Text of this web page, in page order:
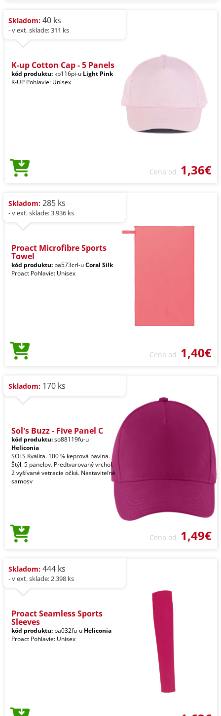
Skladom: 40 ks
- v ext. sklade: 311 ks
K-up Cotton Cap - 5 Panels
kód produktu: kp116pi-u Light Pink
K-UP Pohlavie: Unisex
Cena od 1,36€
Skladom: 285 ks
- v ext. sklade: 3.936 ks
Proact Microfibre Sports
Towel
kód produktu: pa573crl-uCoral Silk
Proact Pohlavie: Unisex
Cena od 1,40€
Skladom: 170 ks
Sol's Buzz - Five Panel C
kód produktu:so88119fu-u
Heliconia
SOLS Kvalita. 100 % keprová bavlna.
Štýl. 5 panelov. Predtvarovaný vrchol.
2 vyšívané vetracie očká. Nastaviteľné
samosv
Cena od 1,49€
Skladom: 444 ks
- v ext. sklade: 2.398 ks
Proact Seamless Sports
Sleeves
kód produktu: pa032fu-u Heliconia
Proact Pohlavie: Unisex